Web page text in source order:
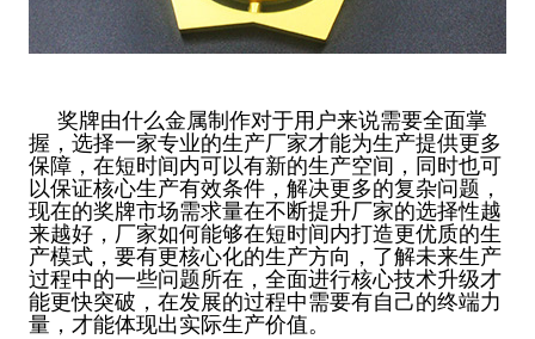
奖牌由什么金属制作对于用户来说需要全面掌
握，选择一家专业的生产厂家才能为生产提供更多
保障，在短时间内可以有新的生产空间，同时也可
以保证核心生产有效条件，解决更多的复杂问题，
现在的奖牌市场需求量在不断提升厂家的选择性越
来越好，厂家如何能够在短时间内打造更优质的生
产模式，要有更核心化的生产方向，了解未来生产
过程中的一些问题所在，全面进行核心技术升级才
能更快突破，在发展的过程中需要有自己的终端力
量，才能体现出实际生产价值。